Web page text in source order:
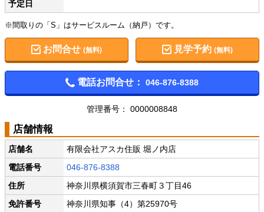
予定日
※間取りの「S」はサービスルーム（納戸）です。
お問合せ (無料) 見学予約(無料)
電話お問合せ： 046-876-8388
管理番号： 0000008848
店舗情報
店舗名
有限会社アスカ住販 堀ノ内店
電話番号
046-876-8388
住所
神奈川県横須賀市三春町３丁目46
免許番号
神奈川県知事（4）第25970号